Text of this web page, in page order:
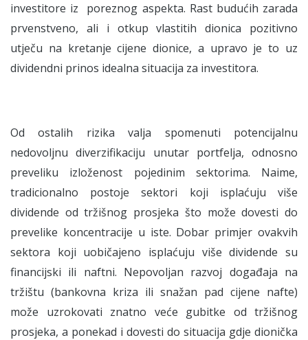
investitore iz poreznog aspekta. Rast budućih zarada
prvenstveno, ali i otkup vlastitih dionica pozitivno
utječu na kretanje cijene dionice, a upravo je to uz
dividendni prinos idealna situacija za investitora.
Od ostalih rizika valja spomenuti potencijalnu
nedovoljnu diverzifikaciju unutar portfelja, odnosno
preveliku izloženost pojedinim sektorima. Naime,
tradicionalno postoje sektori koji isplaćuju više
dividende od tržišnog prosjeka što može dovesti do
prevelike koncentracije u iste. Dobar primjer ovakvih
sektora koji uobičajeno isplaćuju više dividende su
financijski ili naftni. Nepovoljan razvoj događaja na
tržištu (bankovna kriza ili snažan pad cijene nafte)
može uzrokovati znatno veće gubitke od tržišnog
prosjeka, a ponekad i dovesti do situacija gdje dionička